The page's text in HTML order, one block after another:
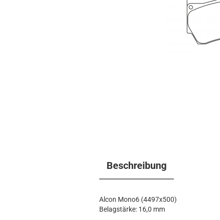
Beschreibung
Alcon Mono6 (4497x500)
Belagstärke: 16,0 mm